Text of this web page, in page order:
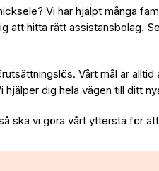
Vi har hjälpt många
att hitta rätt assistansbolag.
Vårt mål är
hjälper dig hela vägen till ditt
ska vi göra vårt yttersta för